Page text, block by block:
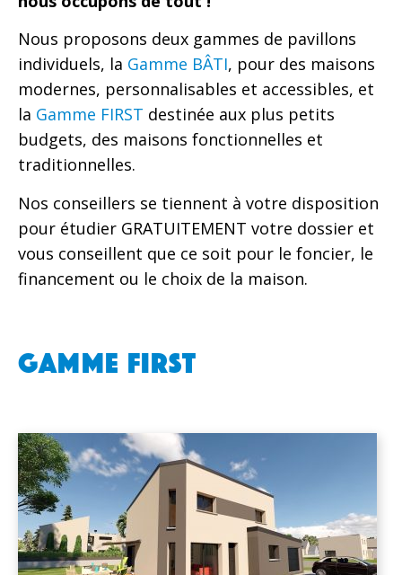
Nous proposons deux gammes de pavillons
individuels, la Gamme BÂTI, pour des maisons
modernes, personnalisables et accessibles, et
la Gamme FIRST destinée aux plus petits
budgets, des maisons fonctionnelles et
traditionnelles.
Nos conseillers se tiennent à votre disposition
pour étudier GRATUITEMENT votre dossier et
vous conseillent que ce soit pour le foncier, le
financement ou le choix de la maison.
GAMME FIRST